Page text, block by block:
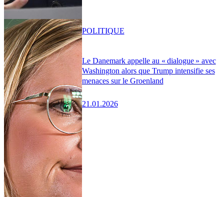
Le Danemark appelle au « dialogue » avec
Washington alors que Trump intensifie ses
menaces sur le Groenland
21.01.2026
POLITIQUE